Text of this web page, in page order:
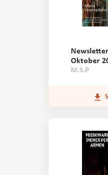
Oktober
M.S.P